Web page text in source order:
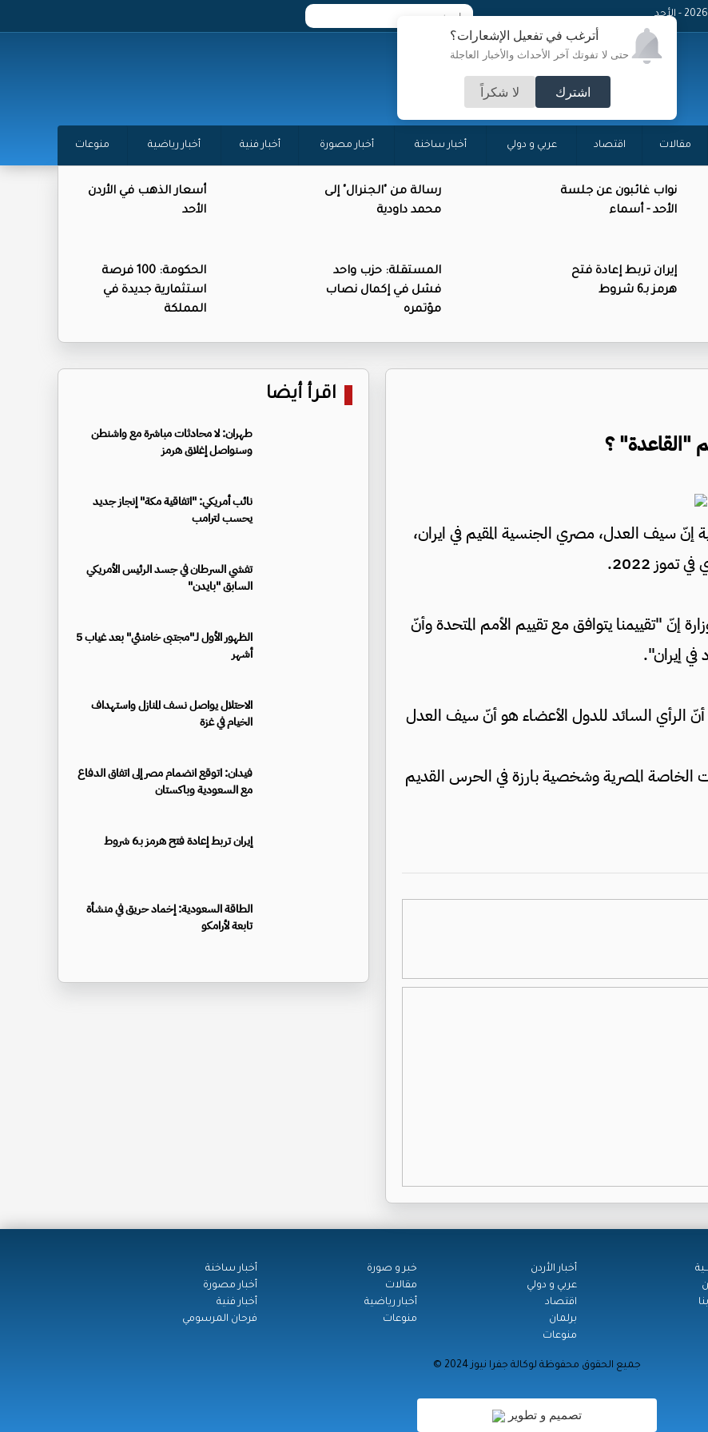
أترغب في تفعيل الإشعارات؟
حتى لا تفوتك آخر الأحداث والأخبار العاجلة
اشترك لا شكراً
- الأحد
مقالات اقتصاد عربي و دولي أخبار ساخنة أخبار مصورة أخبار فنية أخبار رياضية منوعات
نواب غائبون عن جلسة
الأحد - أسماء
رسالة من "الجنرال" إلى
محمد داودية
أسعار الذهب في الأردن
الأحد
إيران تربط إعادة فتح
هرمز بـ6 شروط
المستقلة: حزب واحد
فشل في إكمال نصاب
مؤتمره
الحكومة: 100 فرصة
استثمارية جديدة في
المملكة
"القاعدة" ؟
إنّ سيف العدل، مصري الجنسية المقيم في ايران،
2022.
"تقييمنا يتوافق مع تقييم الأمم المتحدة وأنّ
إيران".
أنّ الرأي السائد للدول الأعضاء هو أنّ سيف العدل
القوات الخاصة المصرية وشخصية بارزة في الحرس القديم
اقرأ أيضا
طهران: لا محادثات مباشرة مع واشنطن
وسنواصل إغلاق هرمز
نائب أمريكي: "اتفاقية مكة" إنجاز جديد
يحسب لترامب
تفشي السرطان في جسد الرئيس الأمريكي
السابق "بايدن"
الظهور الأول لـ"مجتبى خامنئي" بعد غياب 5
أشهر
الاحتلال يواصل نسف المنازل واستهداف
الخيام في غزة
فيدان: اتوقع انضمام مصر إلى اتفاق الدفاع
مع السعودية وباكستان
إيران تربط إعادة فتح هرمز بـ6 شروط
الطاقة السعودية: إخماد حريق في منشأة
تابعة لأرامكو
أخبار الأردن
عربي و دولي
اقتصاد
برلمان
منوعات
خبر و صورة
مقالات
أخبار رياضية
منوعات
أخبار ساخنة
أخبار مصورة
أخبار فنية
فرحان المرسومي
© جميع الحقوق محفوظة لوكالة جفرا نيوز 2024
تصميم و تطوير